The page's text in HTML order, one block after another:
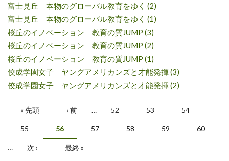
富士見丘 本物のグローバル教育をゆく (2)
富士見丘 本物のグローバル教育をゆく (1)
桜丘のイノベーション 教育の質JUMP (3)
桜丘のイノベーション 教育の質JUMP (2)
桜丘のイノベーション 教育の質JUMP (1)
佼成学園女子 ヤングアメリカンズと才能発揮 (3)
佼成学園女子 ヤングアメリカンズと才能発揮 (2)
ページ
« 先頭 ‹ 前 … 52 53 54
55 56 57 58 59 60
… 次 › 最終 »